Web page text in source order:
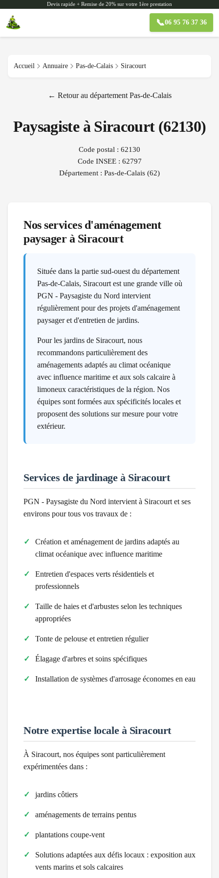
Devis rapide + Remise de 20% sur votre 1ère prestation
📞06 95 76 37 36
Accueil Annuaire Pas-de-Calais Siracourt
← Retour au département Pas-de-Calais
Paysagiste à Siracourt(62130)
Code postal : 62130
Code INSEE : 62797
Département : Pas-de-Calais (62)
Nos services d'aménagement
paysager à Siracourt
Située dans la partie sud-ouest du département
Pas-de-Calais, Siracourt est une grande ville où
PGN - Paysagiste du Nord intervient
régulièrement pour des projets d'aménagement
paysager et d'entretien de jardins.
Pour les jardins de Siracourt, nous
recommandons particulièrement des
aménagements adaptés au climat océanique
avec influence maritime et aux sols calcaire à
limoneux caractéristiques de la région. Nos
équipes sont formées aux spécificités locales et
proposent des solutions sur mesure pour votre
extérieur.
Services de jardinage à Siracourt
PGN - Paysagiste du Nord intervient à Siracourt et ses
environs pour tous vos travaux de :
Création et aménagement de jardins adaptés au
climat océanique avec influence maritime
Entretien d'espaces verts résidentiels et
professionnels
Taille de haies et d'arbustes selon les techniques
appropriées
Tonte de pelouse et entretien régulier
Élagage d'arbres et soins spécifiques
Installation de systèmes d'arrosage économes en eau
Notre expertise locale à Siracourt
À Siracourt, nos équipes sont particulièrement
expérimentées dans :
jardins côtiers
aménagements de terrains pentus
plantations coupe-vent
Solutions adaptées aux défis locaux : exposition aux
vents marins et sols calcaires